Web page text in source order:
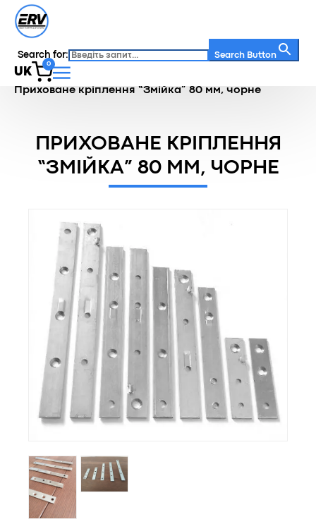
Search for: Search Button
UK
0
Головна / Каталог
Приховане кріплення “Змійка” 80 мм, чорне
ПРИХОВАНЕ КРІПЛЕННЯ
“ЗМІЙКА” 80 ММ, ЧОРНЕ